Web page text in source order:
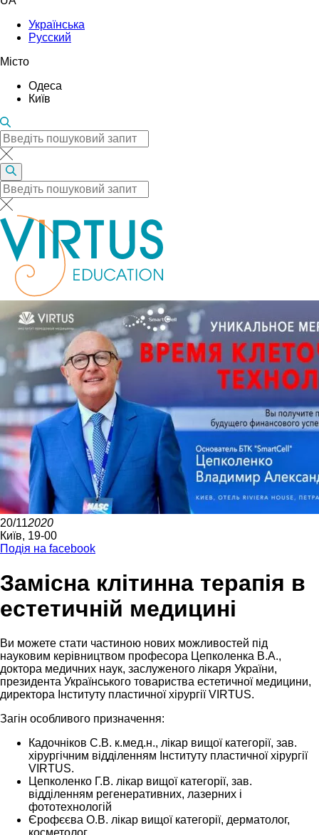
Українська
Русский
Місто
Одеса
Київ
20/112020
Київ, 19-00
Подія на facebook
Замісна клітинна терапія в
естетичній медицині
Ви можете стати частиною нових можливостей під
науковим керівництвом професора Цепколенка В.А.,
доктора медичних наук, заслуженого лікаря України,
президента Українського товариства естетичної медицини,
директора Інституту пластичної хірургії VIRTUS.
Загін особливого призначення:
Кадочнiков С.В. к.мед.н., лікар вищої категорії, зав.
хірургічним відділенням Інституту пластичної хірургії
VIRTUS.
Цепколенко Г.В. лікар вищої категорії, зав.
відділенням регенеративних, лазерних і
фототехнологій
Єрофєєва О.В. лікар вищої категорії, дерматолог,
косметолог